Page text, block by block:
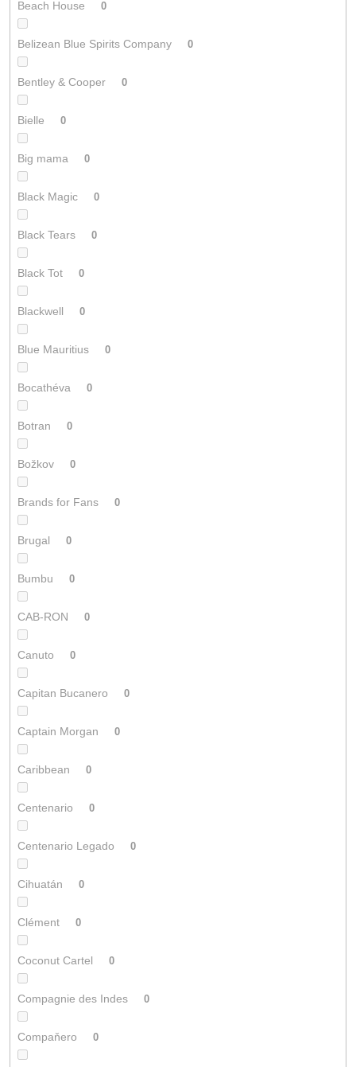
Beach House 0
Belizean Blue Spirits Company 0
Bentley & Cooper 0
Bielle 0
Big mama 0
Black Magic 0
Black Tears 0
Black Tot 0
Blackwell 0
Blue Mauritius 0
Bocathéva 0
Botran 0
Božkov 0
Brands for Fans 0
Brugal 0
Bumbu 0
CAB-RON 0
Canuto 0
Capitan Bucanero 0
Captain Morgan 0
Caribbean 0
Centenario 0
Centenario Legado 0
Cihuatán 0
Clément 0
Coconut Cartel 0
Compagnie des Indes 0
Compaňero 0